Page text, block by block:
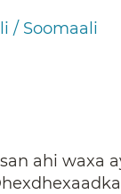
/ Soomaali
ahi waxa